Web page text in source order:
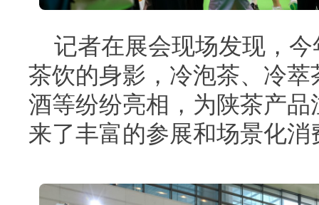
记者在展会现场发现，
茶饮的身影，冷泡茶、冷
酒等纷纷亮相，为陕茶产
来了丰富的参展和场景化消